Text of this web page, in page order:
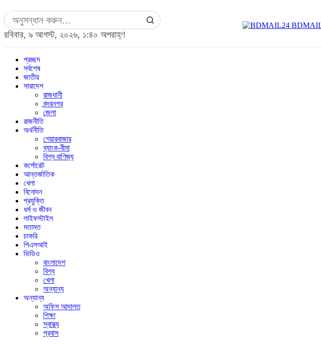
রবিবার, ৯ আগস্ট, ২০২৬, ১:৪০ অপরাহ্ণ
প্রচ্ছদ
সর্বশেষ
জাতীয়
সারাদেশ
রাজধানী
বন্দরনগর
জেলা
রাজনীতি
অর্থনীতি
শেয়ারবাজার
ব্যাংক-বীমা
বিশ্ব বাণিজ্য
কর্পোরেট
আন্তর্জাতিক
খেলা
বিনোদন
প্রযুক্তি
ধর্ম ও জীবন
লাইফস্টাইল
মতামত
চাকরি
পিএসআই
ভিডিও
বাংলাদেশ
বিশ্ব
খেলা
অন্যান্য
অন্যান্য
অফিস আদালত
শিক্ষা
স্বাস্থ্য
প্রবাস